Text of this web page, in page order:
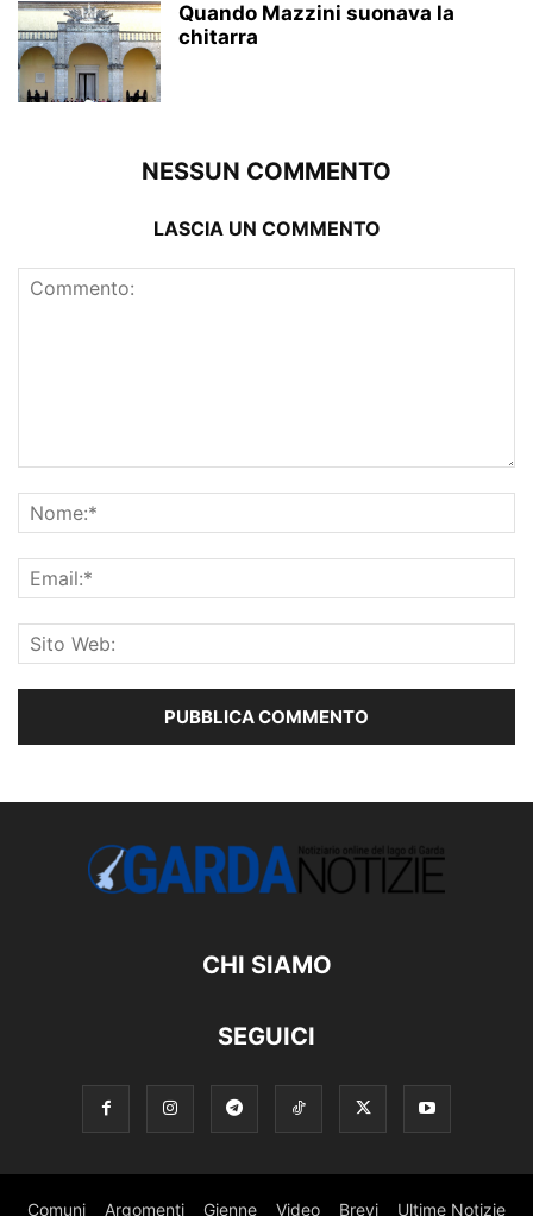
Quando Mazzini suonava la
chitarra
NESSUN COMMENTO
LASCIA UN COMMENTO
CHI SIAMO
SEGUICI
Comuni Argomenti Gienne Video Brevi Ultime Notizie